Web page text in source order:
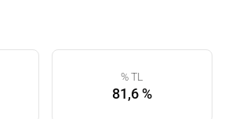
% TL
81,6 %